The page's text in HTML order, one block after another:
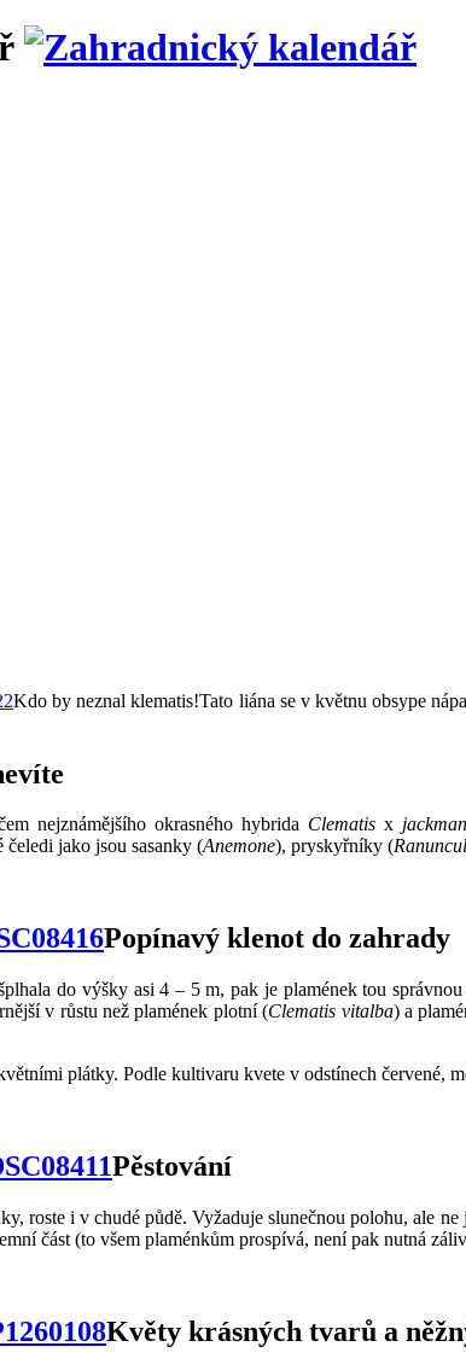
Kdo by neznal klematis!Tato liána se v květnu obsype
nejznámějšího okrasného hybrida Clematis x
čeledi jako jsou sasanky (Anemone), pryskyřníky (
Popínavý klenot do zahrady
do výšky asi 4 – 5 m, pak je plamének tou
v růstu než plamének plotní (Clematis vitalba) a
plátky. Podle kultivaru kvete v odstínech červené,
Pěstování
roste i v chudé půdě. Vyžaduje slunečnou polohu, ale
část (to všem plaménkům prospívá, není pak nutná
Květy krásných tvarů a